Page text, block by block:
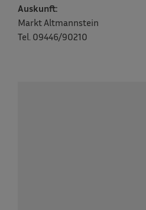
Auskunft:
Markt Altmannstein
Tel. 09446/90210